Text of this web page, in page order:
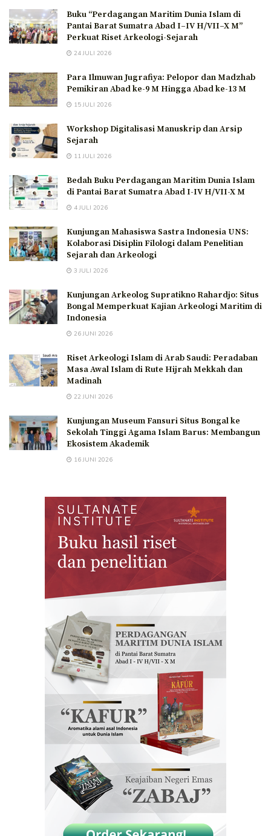
Buku “Perdagangan Maritim Dunia Islam di
Pantai Barat Sumatra Abad I–IV H/VII–X M”
Perkuat Riset Arkeologi-Sejarah
24 JULI 2026
Para Ilmuwan Jugrafiya: Pelopor dan Madzhab
Pemikiran Abad ke-9 M Hingga Abad ke-13 M
15 JULI 2026
Workshop Digitalisasi Manuskrip dan Arsip
Sejarah
11 JULI 2026
Bedah Buku Perdagangan Maritim Dunia Islam
di Pantai Barat Sumatra Abad I-IV H/VII-X M
4 JULI 2026
Kunjungan Mahasiswa Sastra Indonesia UNS:
Kolaborasi Disiplin Filologi dalam Penelitian
Sejarah dan Arkeologi
3 JULI 2026
Kunjungan Arkeolog Supratikno Rahardjo: Situs
Bongal Memperkuat Kajian Arkeologi Maritim di
Indonesia
26 JUNI 2026
Riset Arkeologi Islam di Arab Saudi: Peradaban
Masa Awal Islam di Rute Hijrah Mekkah dan
Madinah
22 JUNI 2026
Kunjungan Museum Fansuri Situs Bongal ke
Sekolah Tinggi Agama Islam Barus: Membangun
Ekosistem Akademik
16 JUNI 2026